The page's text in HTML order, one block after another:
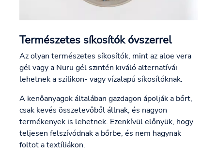
Természetes síkosítók óvszerrel
Az olyan természetes síkosítók, mint az aloe vera
gél vagy a Nuru gél szintén kiváló alternatívái
lehetnek a szilikon- vagy vízalapú síkosítóknak.
A kenőanyagok általában gazdagon ápolják a bőrt,
csak kevés összetevőből állnak, és nagyon
termékenyek is lehetnek. Ezenkívül előnyük, hogy
teljesen felszívódnak a bőrbe, és nem hagynak
foltot a textíliákon.